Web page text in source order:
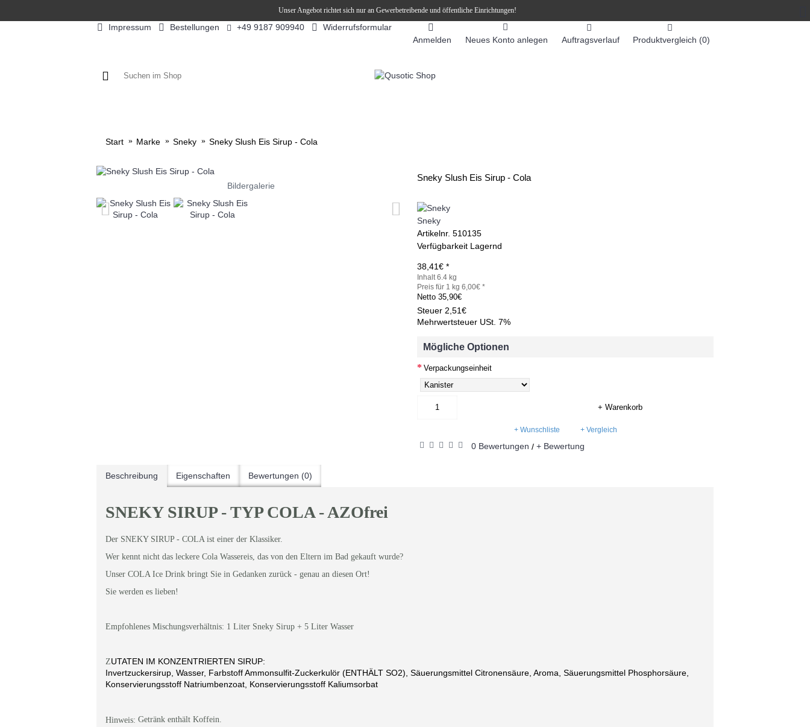
Unser Angebot richtet sich nur an Gewerbetreibende und öffentliche Einrichtungen!
Impressum Bestellungen +49 9187 909940
Widerrufsformular
Anmelden
Neues Konto anlegen Auftragsverlauf Produktvergleich (0)
Start Marke Sneky Sneky Slush Eis Sirup - Cola
Bildergalerie
Sneky Slush Eis Sirup - Cola
Sneky
Artikelnr. 510135
Verfügbarkeit Lagernd
38,41€ *
Inhalt 6.4 kg
Preis für 1 kg 6,00€ *
Netto 35,90€
Steuer 2,51€
Mehrwertsteuer USt. 7%
Mögliche Optionen
Verpackungseinheit
+ Warenkorb
+ Wunschliste + Vergleich
0 Bewertungen / + Bewertung
Beschreibung Eigenschaften Bewertungen (0)
SNEKY SIRUP - TYP COLA - AZOfrei
Der SNEKY SIRUP - COLA ist einer der Klassiker.
Wer kennt nicht das leckere Cola Wassereis, das von den Eltern im Bad gekauft wurde?
Unser COLA Ice Drink bringt Sie in Gedanken zurück - genau an diesen Ort!
Sie werden es lieben!
Empfohlenes Mischungsverhältnis: 1 Liter Sneky Sirup + 5 Liter Wasser
ZUTATEN IM KONZENTRIERTEN SIRUP:
Invertzuckersirup, Wasser, Farbstoff Ammonsulfit-Zuckerkulör (ENTHÄLT SO2), Säuerungsmittel Citronensäure, Aroma, Säuerungsmittel Phosphorsäure,
Konservierungsstoff Natriumbenzoat, Konservierungsstoff Kaliumsorbat
Hinweis: Getränk enthält Koffein.